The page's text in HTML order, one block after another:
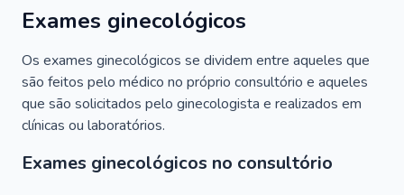
Exames ginecológicos
Os exames ginecológicos se dividem entre aqueles que
são feitos pelo médico no próprio consultório e aqueles
que são solicitados pelo ginecologista e realizados em
clínicas ou laboratórios.
Exames ginecológicos no consultório